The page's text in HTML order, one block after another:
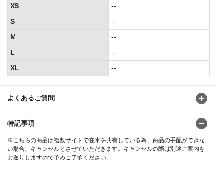
よくあるご質問
特記事項
※こちらの商品は複数サイトで在庫を共有している為、商品の手配ができな
い場合、キャンセルとさせていただきます。キャンセルの際は別途ご案内を
お送りしますので予めご了承ください。
XS
--
S
--
M
--
L
--
XL
--